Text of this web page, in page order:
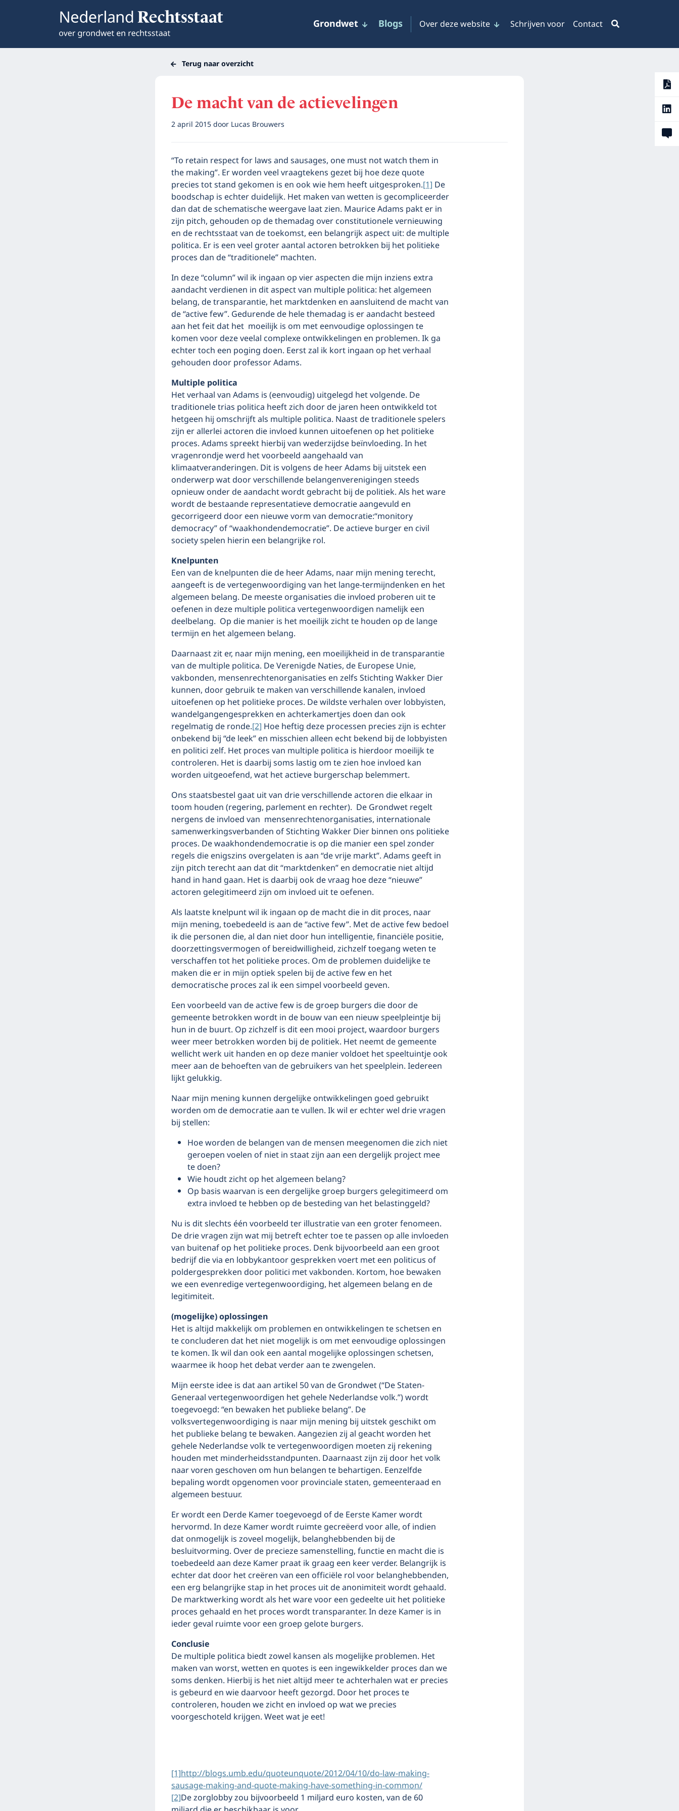
Grondwet Blogs Over deze website Schrijven voor Contact
Terug naar overzicht
De macht van de actievelingen
2 april 2015door Lucas Brouwers
“To retain respect for laws and sausages, one must not watch them in
the making”. Er worden veel vraagtekens gezet bij hoe deze quote
precies tot stand gekomen is en ook wie hem heeft uitgesproken.[1] De
boodschap is echter duidelijk. Het maken van wetten is gecompliceerder
dan dat de schematische weergave laat zien. Maurice Adams pakt er in
zijn pitch, gehouden op de themadag over constitutionele vernieuwing
en de rechtsstaat van de toekomst, een belangrijk aspect uit: de multiple
politica. Er is een veel groter aantal actoren betrokken bij het politieke
proces dan de “traditionele” machten.
In deze “column” wil ik ingaan op vier aspecten die mijn inziens extra
aandacht verdienen in dit aspect van multiple politica: het algemeen
belang, de transparantie, het marktdenken en aansluitend de macht van
de “active few”. Gedurende de hele themadag is er aandacht besteed
aan het feit dat het moeilijk is om met eenvoudige oplossingen te
komen voor deze veelal complexe ontwikkelingen en problemen. Ik ga
echter toch een poging doen. Eerst zal ik kort ingaan op het verhaal
gehouden door professor Adams.
Multiple politica
Het verhaal van Adams is (eenvoudig) uitgelegd het volgende. De
traditionele trias politica heeft zich door de jaren heen ontwikkeld tot
hetgeen hij omschrijft als multiple politica. Naast de traditionele spelers
zijn er allerlei actoren die invloed kunnen uitoefenen op het politieke
proces. Adams spreekt hierbij van wederzijdse beïnvloeding. In het
vragenrondje werd het voorbeeld aangehaald van
klimaatveranderingen. Dit is volgens de heer Adams bij uitstek een
onderwerp wat door verschillende belangenverenigingen steeds
opnieuw onder de aandacht wordt gebracht bij de politiek. Als het ware
wordt de bestaande representatieve democratie aangevuld en
gecorrigeerd door een nieuwe vorm van democratie:“monitory
democracy” of “waakhondendemocratie”. De actieve burger en civil
society spelen hierin een belangrijke rol.
Knelpunten
Een van de knelpunten die de heer Adams, naar mijn mening terecht,
aangeeft is de vertegenwoordiging van het lange-termijndenken en het
algemeen belang. De meeste organisaties die invloed proberen uit te
oefenen in deze multiple politica vertegenwoordigen namelijk een
deelbelang. Op die manier is het moeilijk zicht te houden op de lange
termijn en het algemeen belang.
Daarnaast zit er, naar mijn mening, een moeilijkheid in de transparantie
van de multiple politica. De Verenigde Naties, de Europese Unie,
vakbonden, mensenrechtenorganisaties en zelfs Stichting Wakker Dier
kunnen, door gebruik te maken van verschillende kanalen, invloed
uitoefenen op het politieke proces. De wildste verhalen over lobbyisten,
wandelgangengesprekken en achterkamertjes doen dan ook
regelmatig de ronde.[2] Hoe heftig deze processen precies zijn is echter
onbekend bij “de leek” en misschien alleen echt bekend bij de lobbyisten
en politici zelf. Het proces van multiple politica is hierdoor moeilijk te
controleren. Het is daarbij soms lastig om te zien hoe invloed kan
worden uitgeoefend, wat het actieve burgerschap belemmert.
Ons staatsbestel gaat uit van drie verschillende actoren die elkaar in
toom houden (regering, parlement en rechter). De Grondwet regelt
nergens de invloed van mensenrechtenorganisaties, internationale
samenwerkingsverbanden of Stichting Wakker Dier binnen ons politieke
proces. De waakhondendemocratie is op die manier een spel zonder
regels die enigszins overgelaten is aan “de vrije markt”. Adams geeft in
zijn pitch terecht aan dat dit “marktdenken” en democratie niet altijd
hand in hand gaan. Het is daarbij ook de vraag hoe deze “nieuwe”
actoren gelegitimeerd zijn om invloed uit te oefenen.
Als laatste knelpunt wil ik ingaan op de macht die in dit proces, naar
mijn mening, toebedeeld is aan de “active few”. Met de active few bedoel
ik die personen die, al dan niet door hun intelligentie, financiële positie,
doorzettingsvermogen of bereidwilligheid, zichzelf toegang weten te
verschaffen tot het politieke proces. Om de problemen duidelijke te
maken die er in mijn optiek spelen bij de active few en het
democratische proces zal ik een simpel voorbeeld geven.
Een voorbeeld van de active few is de groep burgers die door de
gemeente betrokken wordt in de bouw van een nieuw speelpleintje bij
hun in de buurt. Op zichzelf is dit een mooi project, waardoor burgers
weer meer betrokken worden bij de politiek. Het neemt de gemeente
wellicht werk uit handen en op deze manier voldoet het speeltuintje ook
meer aan de behoeften van de gebruikers van het speelplein. Iedereen
lijkt gelukkig.
Naar mijn mening kunnen dergelijke ontwikkelingen goed gebruikt
worden om de democratie aan te vullen. Ik wil er echter wel drie vragen
bij stellen:
Hoe worden de belangen van de mensen meegenomen die zich niet
geroepen voelen of niet in staat zijn aan een dergelijk project mee
te doen?
Wie houdt zicht op het algemeen belang?
Op basis waarvan is een dergelijke groep burgers gelegitimeerd om
extra invloed te hebben op de besteding van het belastinggeld?
Nu is dit slechts één voorbeeld ter illustratie van een groter fenomeen.
De drie vragen zijn wat mij betreft echter toe te passen op alle invloeden
van buitenaf op het politieke proces. Denk bijvoorbeeld aan een groot
bedrijf die via en lobbykantoor gesprekken voert met een politicus of
poldergesprekken door politici met vakbonden. Kortom, hoe bewaken
we een evenredige vertegenwoordiging, het algemeen belang en de
legitimiteit.
(mogelijke) oplossingen
Het is altijd makkelijk om problemen en ontwikkelingen te schetsen en
te concluderen dat het niet mogelijk is om met eenvoudige oplossingen
te komen. Ik wil dan ook een aantal mogelijke oplossingen schetsen,
waarmee ik hoop het debat verder aan te zwengelen.
Mijn eerste idee is dat aan artikel 50 van de Grondwet (“De Staten-
Generaal vertegenwoordigen het gehele Nederlandse volk.”) wordt
toegevoegd: “en bewaken het publieke belang”. De
volksvertegenwoordiging is naar mijn mening bij uitstek geschikt om
het publieke belang te bewaken. Aangezien zij al geacht worden het
gehele Nederlandse volk te vertegenwoordigen moeten zij rekening
houden met minderheidsstandpunten. Daarnaast zijn zij door het volk
naar voren geschoven om hun belangen te behartigen. Eenzelfde
bepaling wordt opgenomen voor provinciale staten, gemeenteraad en
algemeen bestuur.
Er wordt een Derde Kamer toegevoegd of de Eerste Kamer wordt
hervormd. In deze Kamer wordt ruimte gecreëerd voor alle, of indien
dat onmogelijk is zoveel mogelijk, belanghebbenden bij de
besluitvorming. Over de precieze samenstelling, functie en macht die is
toebedeeld aan deze Kamer praat ik graag een keer verder. Belangrijk is
echter dat door het creëren van een officiële rol voor belanghebbenden,
een erg belangrijke stap in het proces uit de anonimiteit wordt gehaald.
De marktwerking wordt als het ware voor een gedeelte uit het politieke
proces gehaald en het proces wordt transparanter. In deze Kamer is in
ieder geval ruimte voor een groep gelote burgers.
Conclusie
De multiple politica biedt zowel kansen als mogelijke problemen. Het
maken van worst, wetten en quotes is een ingewikkelder proces dan we
soms denken. Hierbij is het niet altijd meer te achterhalen wat er precies
is gebeurd en wie daarvoor heeft gezorgd. Door het proces te
controleren, houden we zicht en invloed op wat we precies
voorgeschoteld krijgen. Weet wat je eet!
[1]http://blogs.umb.edu/quoteunquote/2012/04/10/do-law-making-
sausage-making-and-quote-making-have-something-in-common/
[2]De zorglobby zou bijvoorbeeld 1 miljard euro kosten, van de 60